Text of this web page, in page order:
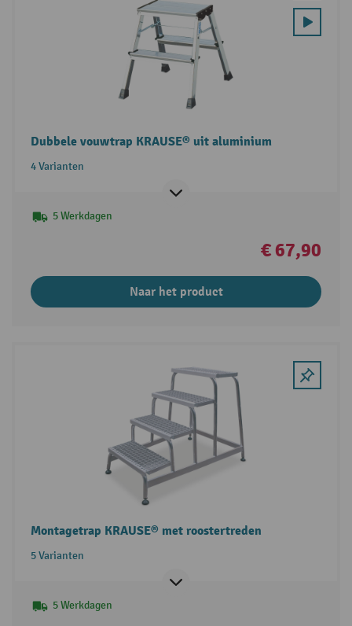
Dubbele vouwtrap KRAUSE® uit aluminium
4 Varianten
5 Werkdagen
€ 67,90
Naar het product
Montagetrap KRAUSE® met roostertreden
5 Varianten
5 Werkdagen